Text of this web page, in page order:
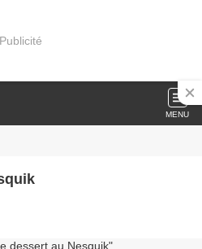
Publicité
MENU